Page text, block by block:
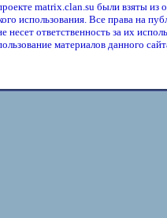
matrix.clan.su были взяты из
использования. Все права на
несет ответственность за их
материалов данного